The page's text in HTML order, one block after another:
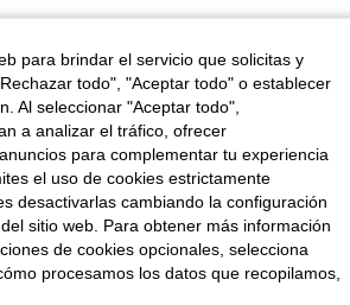
Útil (0)
para brindar el servicio que solicitas y
todo", "Aceptar todo" o establecer
Al seleccionar "Aceptar todo",
a analizar el tráfico, ofrecer
para complementar tu experiencia
el uso de cookies estrictamente
desactivarlas cambiando la configuración
sitio web. Para obtener más información
de cookies opcionales, selecciona
procesamos los datos que recopilamos,